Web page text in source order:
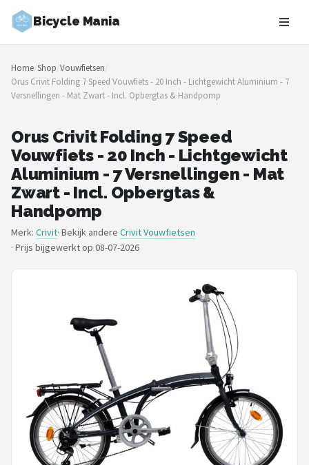
Bicycle Mania
Zoeken
NAVIGATIE
Shop
Merken
Blog
Fietsroutes
Kinderfietsen
Stadsfietsen
Mountainbikes
POPULAIRE MERKEN
Basil
Volare
Home/Shop/Vouwfietsen/
Orus Crivit Folding 7 Speed Vouwfiets - 20 Inch - Lichtgewicht Aluminium - 7
Versnellingen - Mat Zwart - Incl. Opbergtas & Handpomp
Orus Crivit Folding 7 Speed
Vouwfiets - 20 Inch - Lichtgewicht
Aluminium - 7 Versnellingen - Mat
Zwart - Incl. Opbergtas &
Handpomp
Merk: Crivit· Bekijk andere Crivit Vouwfietsen
· Prijs bijgewerkt op 08-07-2026